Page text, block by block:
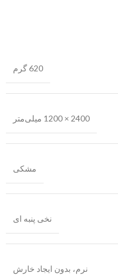
620 گرم
2400 × 1200 میلی‌متر
مشکی
نخی پنبه ای
نرم، بدون ایجاد خارش